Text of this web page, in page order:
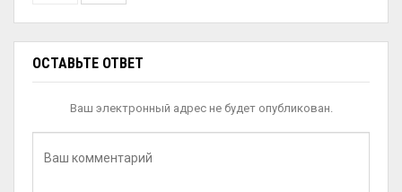
ОСТАВЬТЕ ОТВЕТ
Ваш электронный адрес не будет опубликован.